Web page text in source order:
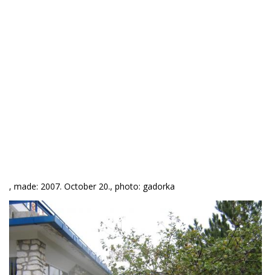
, made: 2007. October 20., photo: gadorka